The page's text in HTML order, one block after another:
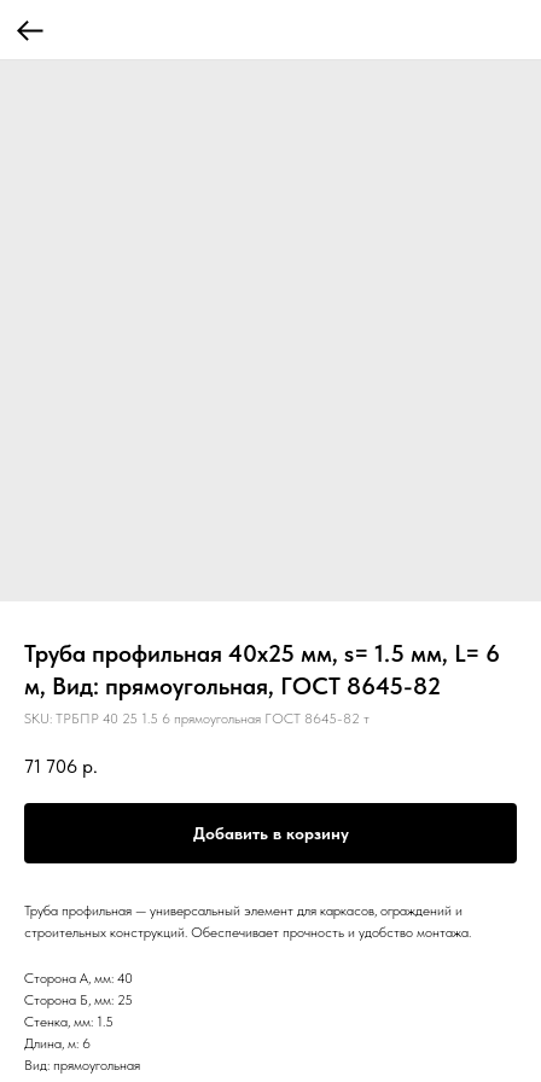
Труба профильная 40х25 мм, s= 1.5 мм, L= 6
м, Вид: прямоугольная, ГОСТ 8645-82
SKU: ТРБПР 40 25 1.5 6 прямоугольная ГОСТ 8645-82 т
71 706 р.
Добавить в корзину
Труба профильная — универсальный элемент для каркасов, ограждений и
строительных конструкций. Обеспечивает прочность и удобство монтажа.
Сторона А, мм: 40
Сторона Б, мм: 25
Стенка, мм: 1.5
Длина, м: 6
Вид: прямоугольная